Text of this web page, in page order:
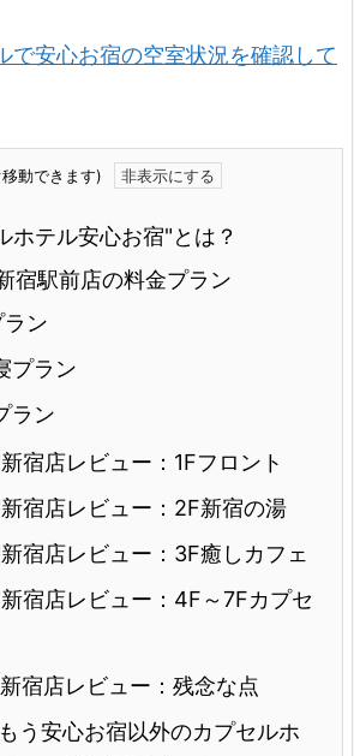
で安心お宿の空室状況を確認して
動できます)
ホテル安心お宿"とは？
宿駅前店の料金プラン
ン
プラン
ラン
宿店レビュー：1Fフロント
宿店レビュー：2F新宿の湯
宿店レビュー：3F癒しカフェ
宿店レビュー：4F～7Fカプセ
宿店レビュー：残念な点
う安心お宿以外のカプセルホ